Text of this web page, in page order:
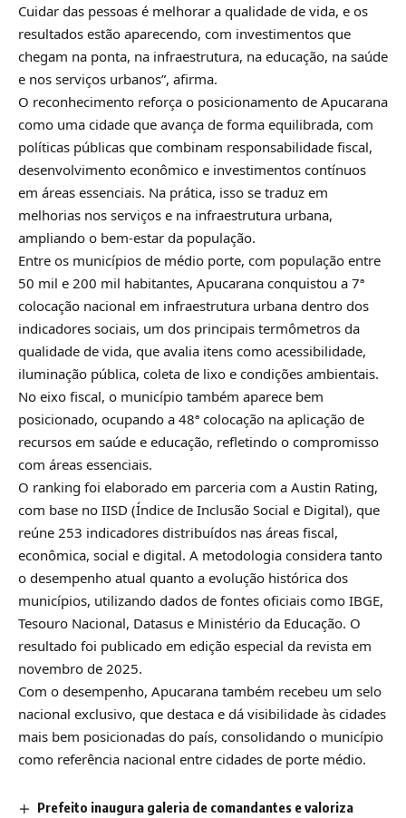
Cuidar das pessoas é melhorar a qualidade de vida, e os
resultados estão aparecendo, com investimentos que
chegam na ponta, na infraestrutura, na educação, na saúde
e nos serviços urbanos”, afirma.
O reconhecimento reforça o posicionamento de Apucarana
como uma cidade que avança de forma equilibrada, com
políticas públicas que combinam responsabilidade fiscal,
desenvolvimento econômico e investimentos contínuos
em áreas essenciais. Na prática, isso se traduz em
melhorias nos serviços e na infraestrutura urbana,
ampliando o bem-estar da população.
Entre os municípios de médio porte, com população entre
50 mil e 200 mil habitantes, Apucarana conquistou a 7ª
colocação nacional em infraestrutura urbana dentro dos
indicadores sociais, um dos principais termômetros da
qualidade de vida, que avalia itens como acessibilidade,
iluminação pública, coleta de lixo e condições ambientais.
No eixo fiscal, o município também aparece bem
posicionado, ocupando a 48ª colocação na aplicação de
recursos em saúde e educação, refletindo o compromisso
com áreas essenciais.
O ranking foi elaborado em parceria com a Austin Rating,
com base no IISD (Índice de Inclusão Social e Digital), que
reúne 253 indicadores distribuídos nas áreas fiscal,
econômica, social e digital. A metodologia considera tanto
o desempenho atual quanto a evolução histórica dos
municípios, utilizando dados de fontes oficiais como IBGE,
Tesouro Nacional, Datasus e Ministério da Educação. O
resultado foi publicado em edição especial da revista em
novembro de 2025.
Com o desempenho, Apucarana também recebeu um selo
nacional exclusivo, que destaca e dá visibilidade às cidades
mais bem posicionadas do país, consolidando o município
como referência nacional entre cidades de porte médio.
Prefeito inaugura galeria de comandantes e valoriza